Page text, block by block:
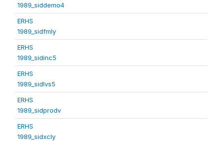
1989_siddemo4
ERHS
1989_sidfmly
ERHS
1989_sidinc5
ERHS
1989_sidlvs5
ERHS
1989_sidprodv
ERHS
1989_sidxcly